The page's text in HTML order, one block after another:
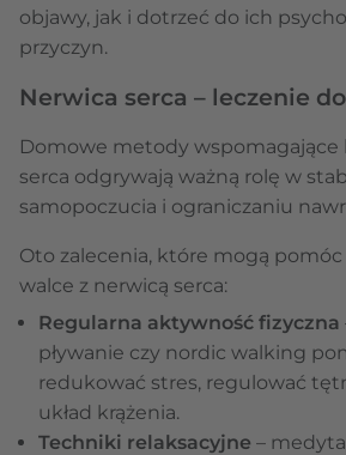
objawy, jak i dotrzeć do ich
przyczyn.
Nerwica serca – leczenie
Domowe metody wspomagające
serca odgrywają ważną rolę w
samopoczucia i ograniczaniu
Oto zalecenia, które mogą
walce z nerwicą serca:
Regularna aktywność fizyczna
pływanie czy nordic walking
redukować stres, regulować
układ krążenia.
Techniki relaksacyjne –